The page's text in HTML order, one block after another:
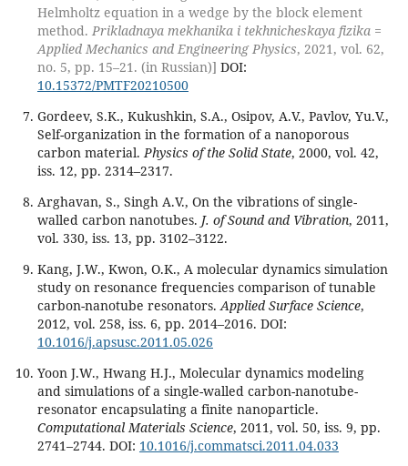
Helmholtz equation in a wedge by the block element
method. Prikladnaya mekhanika i tekhnicheskaya fizika =
Applied Mechanics and Engineering Physics, 2021, vol. 62,
no. 5, pp. 15–21. (in Russian)] DOI:
10.15372/PMTF20210500
Gordeev, S.K., Kukushkin, S.A., Osipov, A.V., Pavlov, Yu.V.,
Self-organization in the formation of a nanoporous
carbon material.Physics of the Solid State, 2000, vol. 42,
iss. 12, pp. 2314–2317.
Arghavan, S., Singh A.V., On the vibrations of single-
walled carbon nanotubes. J. of Sound and Vibration, 2011,
vol. 330, iss. 13, pp. 3102–3122.
Kang, J.W., Kwon, O.K., A molecular dynamics simulation
study on resonance frequencies comparison of tunable
carbon-nanotube resonators.Applied Surface Science,
2012, vol. 258, iss. 6, pp. 2014–2016. DOI:
10.1016/j.apsusc.2011.05.026
Yoon J.W., Hwang H.J., Molecular dynamics modeling
and simulations of a single-walled carbon-nanotube-
resonator encapsulating a finite nanoparticle.
Computational Materials Science, 2011, vol. 50, iss. 9, pp.
2741–2744. DOI: 10.1016/j.commatsci.2011.04.033